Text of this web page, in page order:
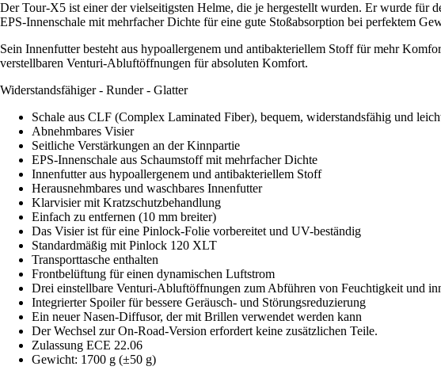
Der Tour-X5 ist einer der vielseitigsten Helme, die je hergestellt wurden. Er wurde für
EPS-Innenschale mit mehrfacher Dichte für eine gute Stoßabsorption bei perfektem
Sein Innenfutter besteht aus hypoallergenem und antibakteriellem Stoff für mehr
verstellbaren Venturi-Abluftöffnungen für absoluten Komfort.
Widerstandsfähiger - Runder - Glatter
Schale aus CLF (Complex Laminated Fiber), bequem, widerstandsfähig und
Abnehmbares Visier
Seitliche Verstärkungen an der Kinnpartie
EPS-Innenschale aus Schaumstoff mit mehrfacher Dichte
Innenfutter aus hypoallergenem und antibakteriellem Stoff
Herausnehmbares und waschbares Innenfutter
Klarvisier mit Kratzschutzbehandlung
Einfach zu entfernen (10 mm breiter)
Das Visier ist für eine Pinlock-Folie vorbereitet und UV-beständig
Standardmäßig mit Pinlock 120 XLT
Transporttasche enthalten
Frontbelüftung für einen dynamischen Luftstrom
Drei einstellbare Venturi-Abluftöffnungen zum Abführen von Feuchtigkeit und
Integrierter Spoiler für bessere Geräusch- und Störungsreduzierung
Ein neuer Nasen-Diffusor, der mit Brillen verwendet werden kann
Der Wechsel zur On-Road-Version erfordert keine zusätzlichen Teile.
Zulassung ECE 22.06
Gewicht: 1700 g (±50 g)